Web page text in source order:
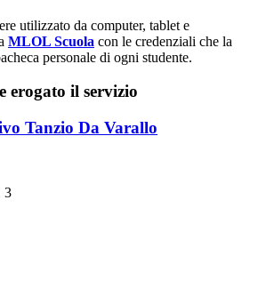
utilizzato da computer, tablet e
MLOL Scuola con le credenziali che la
personale di ogni studente.
erogato il servizio
Tanzio Da Varallo
3